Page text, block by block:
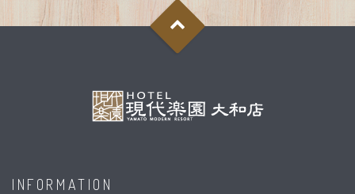
INFORMATION